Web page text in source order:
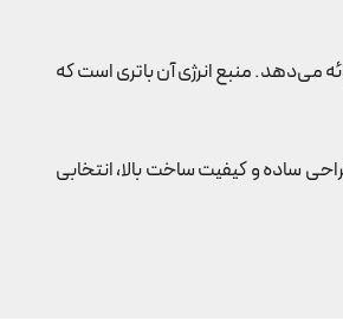
می‌دهد. منبع انرژی آن باتری است که
با طراحی ساده و کیفیت ساخت بالا، انتخابی